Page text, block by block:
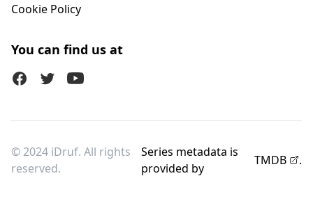
Cookie Policy
You can find us at
FacebookTwitter (X)Youtube
© 2024 iDruf. All rights
reserved.
Series metadata is
provided by
TMDB .